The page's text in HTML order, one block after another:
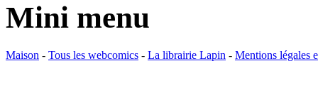
Mini menu
Maison - Tous les webcomics - La librairie Lapin - Mentions légales